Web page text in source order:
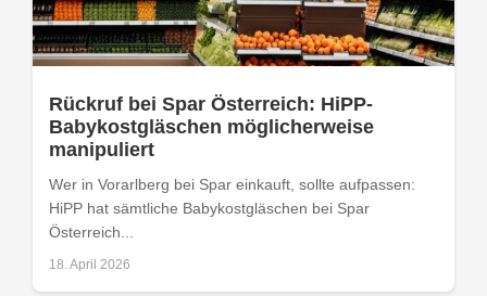
Rückruf bei Spar Österreich: HiPP-
Babykostgläschen möglicherweise
manipuliert
Wer in Vorarlberg bei Spar einkauft, sollte aufpassen:
HiPP hat sämtliche Babykostgläschen bei Spar
Österreich...
18. April 2026